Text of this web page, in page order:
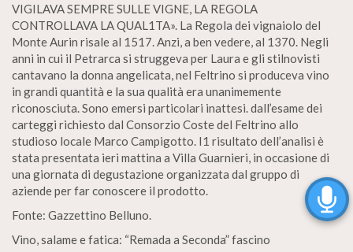
VIGILAVA SEMPRE SULLE VIGNE, LA REGOLA
CONTROLLAVA LA QUAL1TA». La Regola dei vignaiolo del
Monte Aurin risale al 1517. Anzi, a ben vedere, al 1370. Negli
anni in cui il Petrarca si struggeva per Laura e gli stilnovisti
cantavano la donna angelicata, nel Feltrino si produceva vino
in grandi quantità e la sua qualità era unanimemente
riconosciuta. Sono emersi particolari inattesi. dall’esame dei
carteggi richiesto dal Consorzio Coste del Feltrino allo
studioso locale Marco Campigotto. I1 risultato dell’analisi è
stata presentata ieri mattina a Villa Guarnieri, in occasione di
una giornata di degustazione organizzata dal gruppo di
aziende per far conoscere il prodotto.
Fonte: Gazzettino Belluno.
Vino, salame e fatica: “Remada a Seconda” fascino